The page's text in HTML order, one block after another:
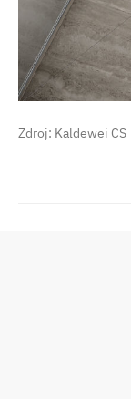
Zdroj: Kaldewei CS